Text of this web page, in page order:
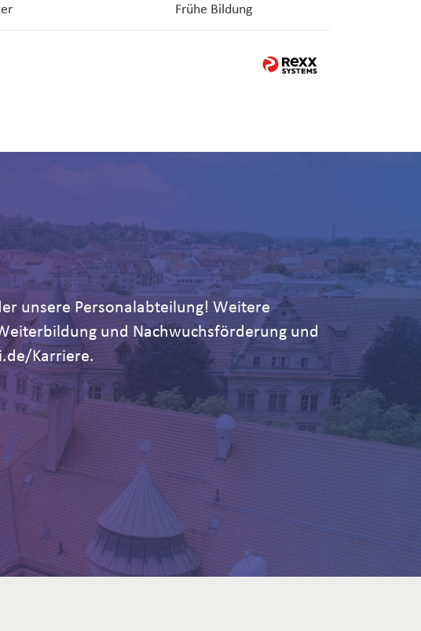
Frühe Bildung
unsere Personalabteilung! Weitere
und Nachwuchsförderung und
Karriere.